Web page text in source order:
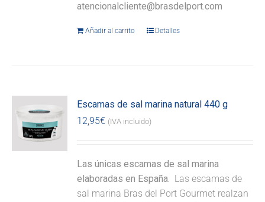
atencionalcliente@brasdelport.com
Añadir al carrito Detalles
Escamas de sal marina natural 440 g
12,95€ (IVA incluido)
Las únicas escamas de sal marina
elaboradas en España. Las escamas de
sal marina Bras del Port Gourmet realzan